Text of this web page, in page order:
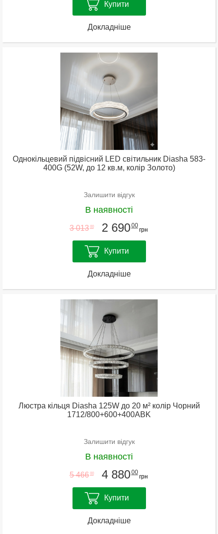
Купити
Докладніше
Однокільцевий підвісний LED світильник Diasha 583-
400G (52W, до 12 кв.м, колір Золото)
Залишити відгук
В наявності
3 013 00 2 69000
грн
Купити
Докладніше
Люстра кільця Diasha 125W до 20 м² колір Чорний
1712/800+600+400ABK
Залишити відгук
В наявності
5 466 00 4 88000
грн
Купити
Докладніше